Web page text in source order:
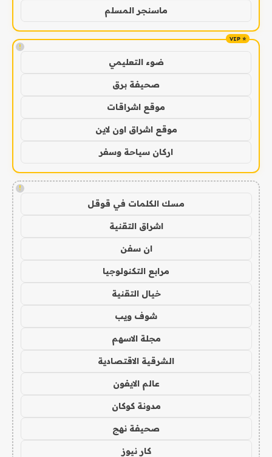
ماسنجر المسلم
!
ضوء التعليمي
صحيفة برق
موقع اشراقات
موقع اشراق اون لاين
اركان سياحة وسفر
!
مسك الكلمات في قوقل
اشراق التقنية
ان سفن
مرابع التكنولوجيا
خيال التقنية
شوف ويب
مجلة الاسهم
الشرقية الاقتصادية
عالم الايفون
مدونة كوكان
صحيفة نهج
كار نيوز